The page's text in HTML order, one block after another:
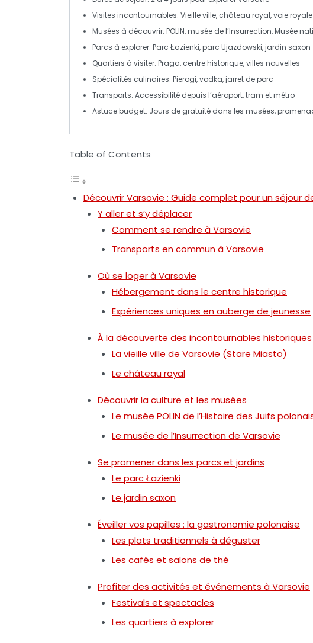
Visites incontournables: Vieille ville, château royal, voie royale
Musées à découvrir: POLIN, musée de l’Insurrection, Musée
Parcs à explorer: Parc Łazienki, parc Ujazdowski, jardin saxon
Quartiers à visiter: Praga, centre historique, villes nouvelles
Spécialités culinaires: Pierogi, vodka, jarret de porc
Transports: Accessibilité depuis l’aéroport, tram et métro
Astuce budget: Jours de gratuité dans les musées,
Table of Contents
Découvrir Varsovie : Guide complet pour un séjour
Y aller et s’y déplacer
Comment se rendre à Varsovie
Transports en commun à Varsovie
Où se loger à Varsovie
Hébergement dans le centre historique
Expériences uniques en auberge de jeunesse
À la découverte des incontournables historiques
La vieille ville de Varsovie (Stare Miasto)
Le château royal
Découvrir la culture et les musées
Le musée POLIN de l’Histoire des Juifs
Le musée de l’Insurrection de Varsovie
Se promener dans les parcs et jardins
Le parc Łazienki
Le jardin saxon
Éveiller vos papilles : la gastronomie polonaise
Les plats traditionnels à déguster
Les cafés et salons de thé
Profiter des activités et événements à Varsovie
Festivals et spectacles
Les quartiers à explorer